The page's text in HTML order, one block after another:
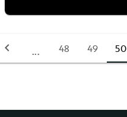
chevron_left ... 48 49 50